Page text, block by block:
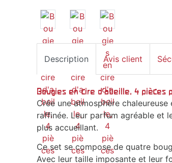
Description Avis client
Bougies en cire d'abeille, 4 pièces
Crée une atmosphère
raffinée. Leur parfum agréable et
plus accueillant.
Ce set se compose de quatre
Avec leur taille imposante et leur